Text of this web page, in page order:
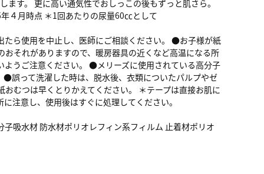
す。 更に高い通気性でおしっこの後もずっと肌さら。
４月時点 ＊1回あたりの尿量60㏄として
ら使用を中止し、医師にご相談ください。 ●お子様が紙
それがありますので、暖房器具の近くなど高温になる所
うご注意ください。 ●メリーズに使用されている高分子
誤って洗濯した時は、脱水後、衣類についたパルプやゼ
むつは早くとりかえてください。 ＊テープは直接お肌に
注意し、使用後はすぐに処理してください。
吸水材 防水材ポリオレフィン系フィルム 止着材ポリオ